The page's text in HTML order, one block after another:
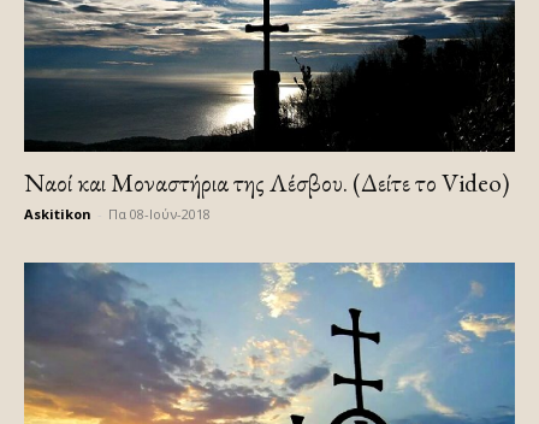
Ναοί και Μοναστήρια της Λέσβου. (Δείτε το Video)
Askitikon Πα 08-Ιούν-2018